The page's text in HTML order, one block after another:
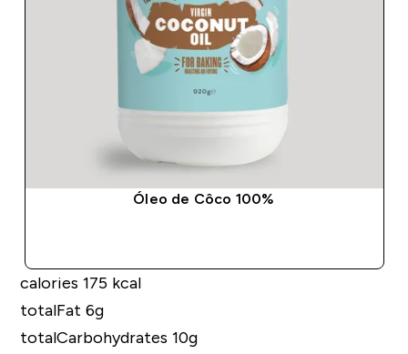
Óleo de Côco 100%
calories 175 kcal
totalFat 6g
totalCarbohydrates 10g